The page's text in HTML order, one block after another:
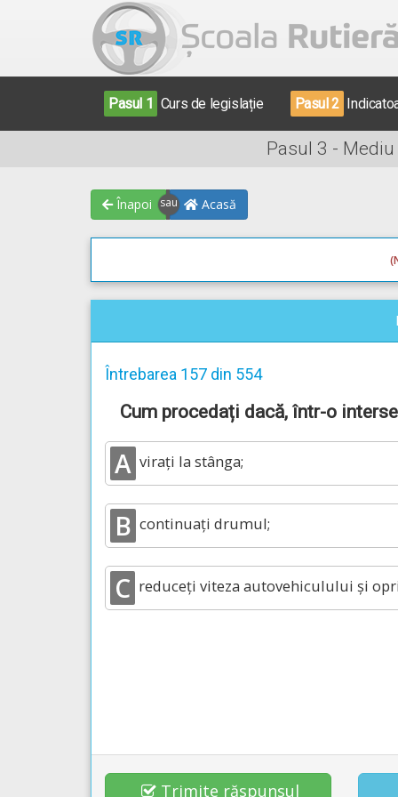
Pasul 1 Curs de legislație Pasul 2
Pasul 3 -
Înapoi Acasă
Întrebarea 157 din 554
Cum procedați dacă, într-o
A virați la stânga;
B continuați drumul;
C reduceți viteza autovehiculului și
Trimite răspunsul